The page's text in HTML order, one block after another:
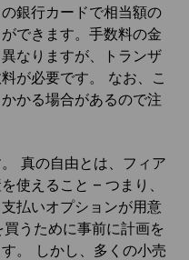
銀行カードで相当額の
できます。手数料の金
なりますが、トランザ
が必要です。 なお、こ
かる場合があるので注
真の自由とは、フィア
使えること – つまり、
払いオプションが用意
買うために事前に計画を
。 しかし、多くの小売